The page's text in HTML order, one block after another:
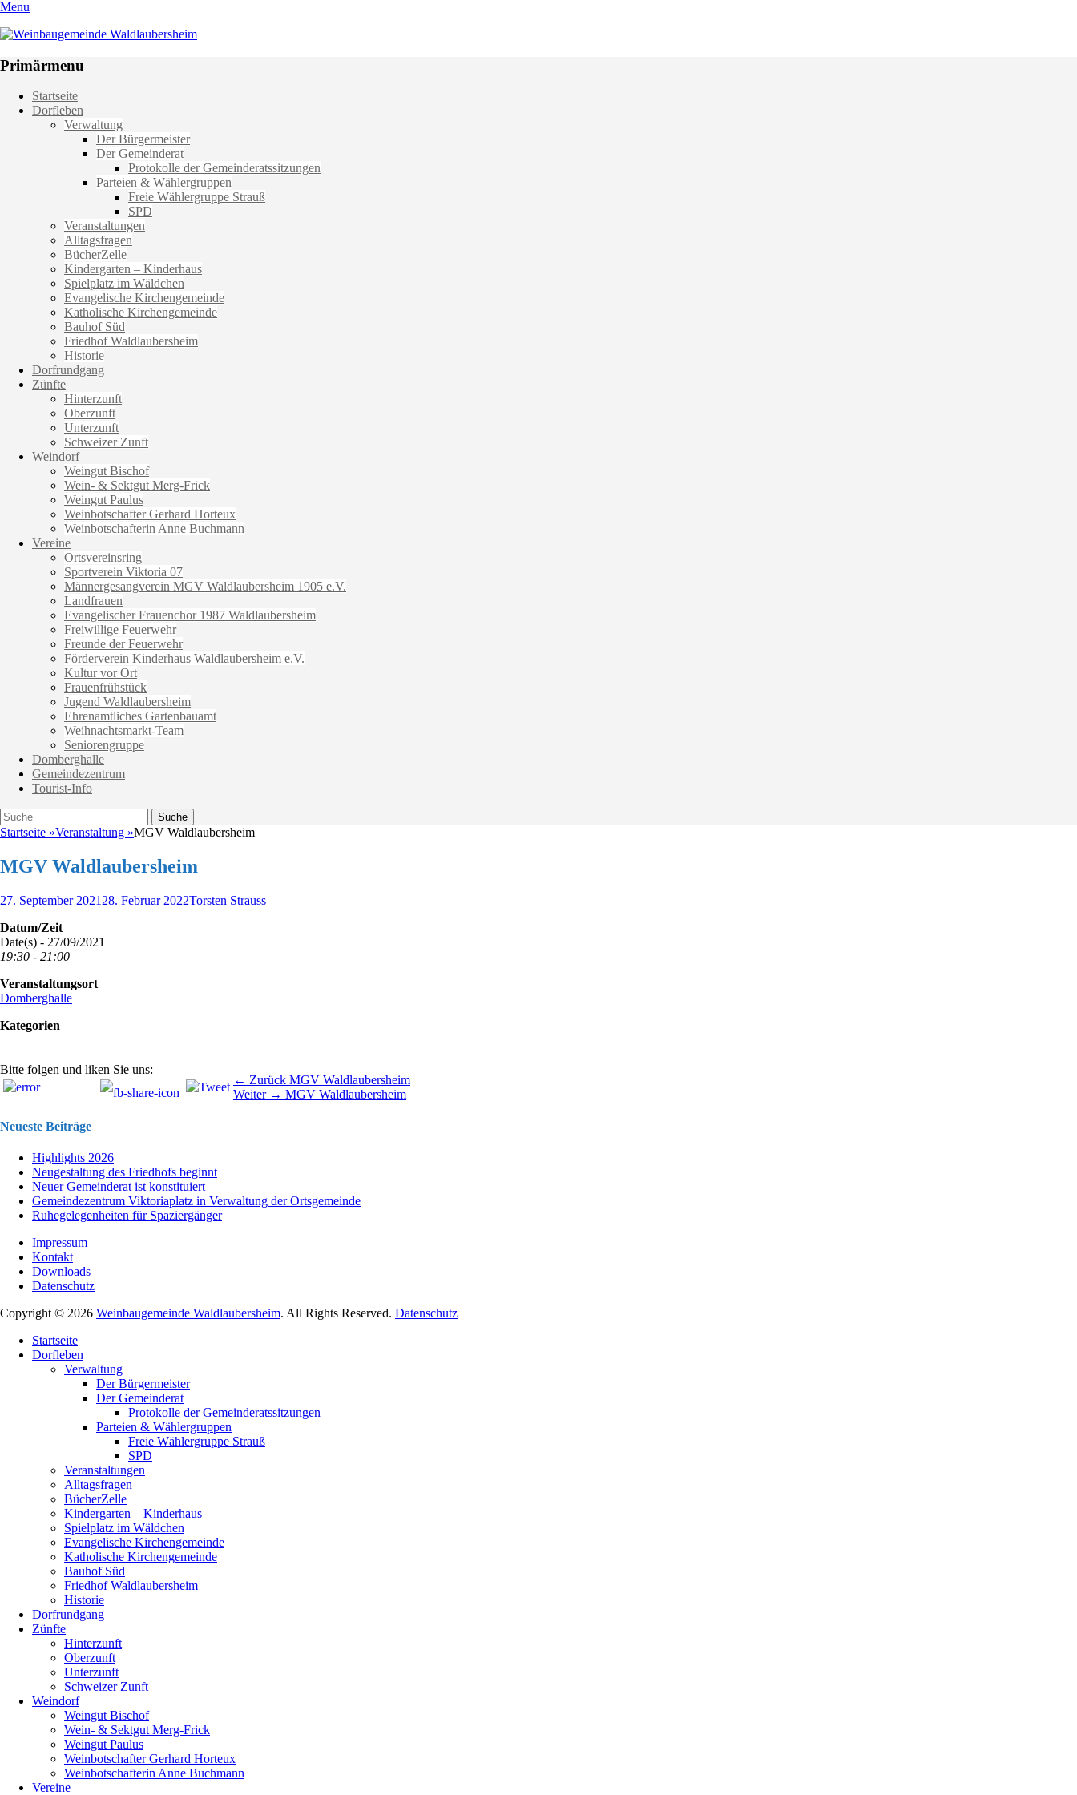
Menu
Weinbaugemeinde Waldlaubersheim
Primärmenu
Weiter
zum
Startseite
Dorfleben
Verwaltung
Der Bürgermeister
Der Gemeinderat
Protokolle der Gemeinderatssitzungen
Parteien & Wählergruppen
Freie Wählergruppe Strauß
SPD
Veranstaltungen
Alltagsfragen
BücherZelle
Kindergarten – Kinderhaus
Spielplatz im Wäldchen
Evangelische Kirchengemeinde
Katholische Kirchengemeinde
Bauhof Süd
Friedhof Waldlaubersheim
Historie
Dorfrundgang
Zünfte
Hinterzunft
Oberzunft
Unterzunft
Schweizer Zunft
Weindorf
Weingut Bischof
Wein- & Sektgut Merg-Frick
Weingut Paulus
Weinbotschafter Gerhard Horteux
Weinbotschafterin Anne Buchmann
Vereine
Ortsvereinsring
Sportverein Viktoria 07
Männergesangverein MGV Waldlaubersheim 1905 e.V.
Landfrauen
Evangelischer Frauenchor 1987 Waldlaubersheim
Freiwillige Feuerwehr
Freunde der Feuerwehr
Förderverein Kinderhaus Waldlaubersheim e.V.
Kultur vor Ort
Frauenfrühstück
Jugend Waldlaubersheim
Ehrenamtliches Gartenbauamt
Weihnachtsmarkt-Team
Seniorengruppe
Domberghalle
Gemeindezentrum
Tourist-Info
Suche
Suche
nach:
Startseite »Veranstaltung »MGV Waldlaubersheim
MGV Waldlaubersheim
Veröffentlicht
27. September 2021 28. Februar 2022Autor
Torsten Strauss
Datum/Zeit
Date(s) - 27/09/2021
19:30 - 21:00
Veranstaltungsort
Domberghalle
Kategorien
Bitte folgen und liken Sie uns:
Beitragsnavigation ← Zurück Vorhergehender
Beitrag:
MGV Waldlaubersheim
Weiter → Nächster
MGV Waldlaubersheim
Neueste Beiträge
Highlights 2026
Neugestaltung des Friedhofs beginnt
Neuer Gemeinderat ist konstituiert
Gemeindezentrum Viktoriaplatz in Verwaltung der Ortsgemeinde
Ruhegelegenheiten für Spaziergänger
Impressum
Kontakt
Downloads
Datenschutz
Copyright © 2026 Weinbaugemeinde Waldlaubersheim. All Rights Reserved. Datenschutz
oben
scrollen
Startseite
Dorfleben
Verwaltung
Der Bürgermeister
Der Gemeinderat
Protokolle der Gemeinderatssitzungen
Parteien & Wählergruppen
Freie Wählergruppe Strauß
SPD
Veranstaltungen
Alltagsfragen
BücherZelle
Kindergarten – Kinderhaus
Spielplatz im Wäldchen
Evangelische Kirchengemeinde
Katholische Kirchengemeinde
Bauhof Süd
Friedhof Waldlaubersheim
Historie
Dorfrundgang
Zünfte
Hinterzunft
Oberzunft
Unterzunft
Schweizer Zunft
Weindorf
Weingut Bischof
Wein- & Sektgut Merg-Frick
Weingut Paulus
Weinbotschafter Gerhard Horteux
Weinbotschafterin Anne Buchmann
Vereine